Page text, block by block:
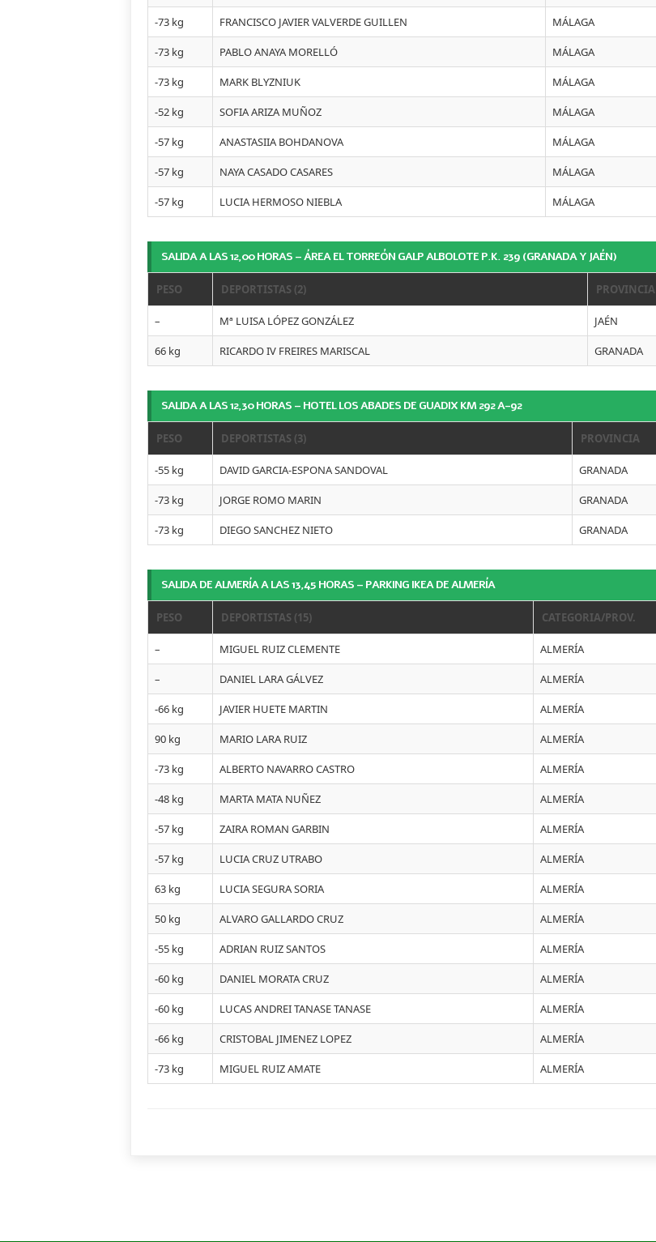
-73 kg FRANCISCO JAVIER VALVERDE GUILLEN MÁLAGA
-73 kg PABLO ANAYA MORELLÓ MÁLAGA
-73 kg MARK BLYZNIUK MÁLAGA
-52 kg SOFIA ARIZA MUÑOZ MÁLAGA
-57 kg ANASTASIIA BOHDANOVA MÁLAGA
-57 kg NAYA CASADO CASARES MÁLAGA
-57 kg LUCIA HERMOSO NIEBLA MÁLAGA
SALIDA A LAS 12,00 HORAS – ÁREA EL TORREÓN GALP ALBOLOTE P.K. 239 (GRANADA Y JAÉN)
PESO DEPORTISTAS (2) PROVINCIA
– Mª LUISA LÓPEZ GONZÁLEZ JAÉN
66 kg RICARDO IV FREIRES MARISCAL GRANADA
SALIDA A LAS 12,30 HORAS – HOTEL LOS ABADES DE GUADIX KM 292 A-92
PESO DEPORTISTAS (3) PROVINCIA
-55 kg DAVID GARCIA-ESPONA SANDOVAL GRANADA
-73 kg JORGE ROMO MARIN GRANADA
-73 kg DIEGO SANCHEZ NIETO GRANADA
SALIDA DE ALMERÍA A LAS 13,45 HORAS – PARKING IKEA DE ALMERÍA
PESO DEPORTISTAS (15) CATEGORIA/PROV.
– MIGUEL RUIZ CLEMENTE ALMERÍA
– DANIEL LARA GÁLVEZ ALMERÍA
-66 kg JAVIER HUETE MARTIN ALMERÍA
90 kg MARIO LARA RUIZ ALMERÍA
-73 kg ALBERTO NAVARRO CASTRO ALMERÍA
-48 kg MARTA MATA NUÑEZ ALMERÍA
-57 kg ZAIRA ROMAN GARBIN ALMERÍA
-57 kg LUCIA CRUZ UTRABO ALMERÍA
63 kg LUCIA SEGURA SORIA ALMERÍA
50 kg ALVARO GALLARDO CRUZ ALMERÍA
-55 kg ADRIAN RUIZ SANTOS ALMERÍA
-60 kg DANIEL MORATA CRUZ ALMERÍA
-60 kg LUCAS ANDREI TANASE TANASE ALMERÍA
-66 kg CRISTOBAL JIMENEZ LOPEZ ALMERÍA
-73 kg MIGUEL RUIZ AMATE ALMERÍA